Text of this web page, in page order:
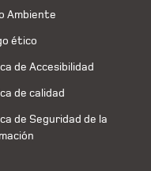
Ambiente
ético
de Accesibilidad
de calidad
de Seguridad de la